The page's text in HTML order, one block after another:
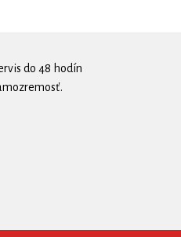
do 48 hodín